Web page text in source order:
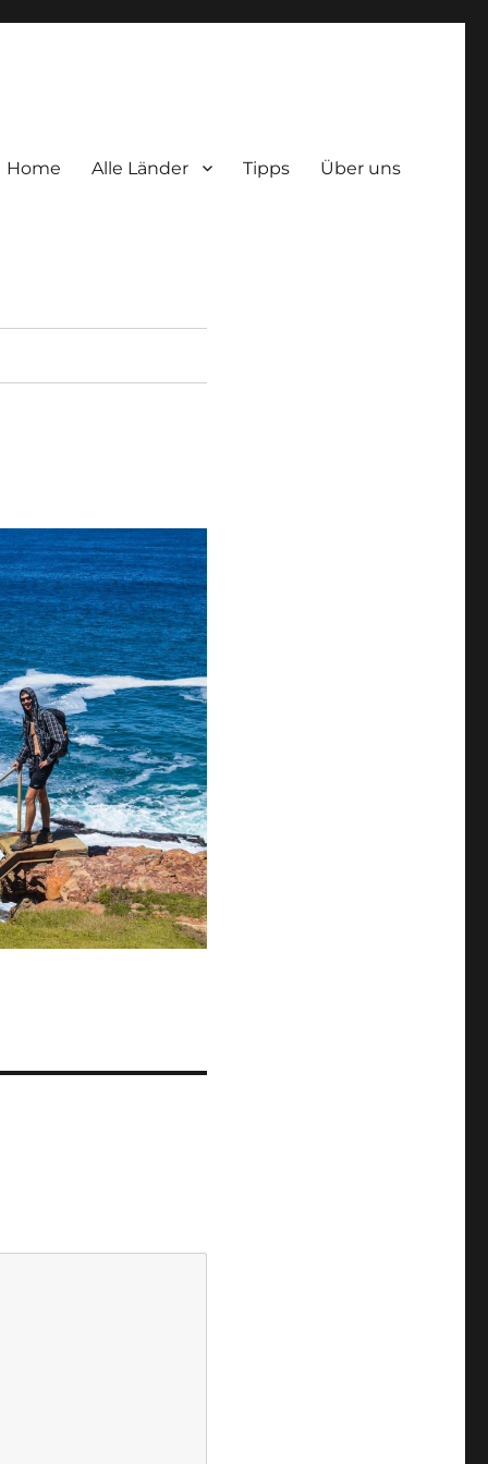
Home Alle Länder Tipps Über uns